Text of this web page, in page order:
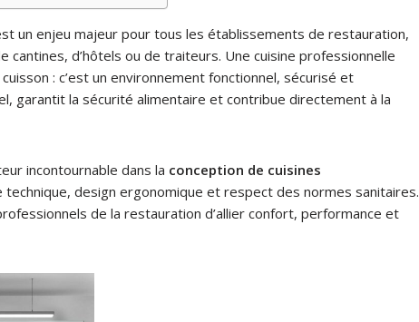
un enjeu majeur pour tous les établissements de restauration,
cantines, d’hôtels ou de traiteurs. Une cuisine professionnelle
: c’est un environnement fonctionnel, sécurisé et
garantit la sécurité alimentaire et contribue directement à la
incontournable dans la conception de cuisines
technique, design ergonomique et respect des normes sanitaires.
de la restauration d’allier confort, performance et